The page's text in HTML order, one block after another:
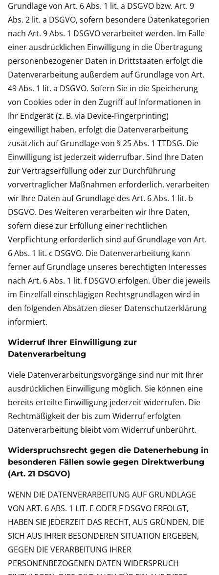
Grundlage von Art. 6 Abs. 1 lit. a DSGVO bzw. Art. 9
Abs. 2 lit. a DSGVO, sofern besondere Datenkategorien
nach Art. 9 Abs. 1 DSGVO verarbeitet werden. Im Falle
einer ausdrücklichen Einwilligung in die Übertragung
personenbezogener Daten in Drittstaaten erfolgt die
Datenverarbeitung außerdem auf Grundlage von Art.
49 Abs. 1 lit. a DSGVO. Sofern Sie in die Speicherung
von Cookies oder in den Zugriff auf Informationen in
Ihr Endgerät (z. B. via Device-Fingerprinting)
eingewilligt haben, erfolgt die Datenverarbeitung
zusätzlich auf Grundlage von § 25 Abs. 1 TTDSG. Die
Einwilligung ist jederzeit widerrufbar. Sind Ihre Daten
zur Vertragserfüllung oder zur Durchführung
vorvertraglicher Maßnahmen erforderlich, verarbeiten
wir Ihre Daten auf Grundlage des Art. 6 Abs. 1 lit. b
DSGVO. Des Weiteren verarbeiten wir Ihre Daten,
sofern diese zur Erfüllung einer rechtlichen
Verpflichtung erforderlich sind auf Grundlage von Art.
6 Abs. 1 lit. c DSGVO. Die Datenverarbeitung kann
ferner auf Grundlage unseres berechtigten Interesses
nach Art. 6 Abs. 1 lit. f DSGVO erfolgen. Über die jeweils
im Einzelfall einschlägigen Rechtsgrundlagen wird in
den folgenden Absätzen dieser Datenschutzerklärung
informiert.
Widerruf Ihrer Einwilligung zur
Datenverarbeitung
Viele Datenverarbeitungsvorgänge sind nur mit Ihrer
ausdrücklichen Einwilligung möglich. Sie können eine
bereits erteilte Einwilligung jederzeit widerrufen. Die
Rechtmäßigkeit der bis zum Widerruf erfolgten
Datenverarbeitung bleibt vom Widerruf unberührt.
Widerspruchsrecht gegen die Datenerhebung in
besonderen Fällen sowie gegen Direktwerbung
(Art. 21 DSGVO)
WENN DIE DATENVERARBEITUNG AUF GRUNDLAGE
VON ART. 6 ABS. 1 LIT. E ODER F DSGVO ERFOLGT,
HABEN SIE JEDERZEIT DAS RECHT, AUS GRÜNDEN, DIE
SICH AUS IHRER BESONDEREN SITUATION ERGEBEN,
GEGEN DIE VERARBEITUNG IHRER
PERSONENBEZOGENEN DATEN WIDERSPRUCH